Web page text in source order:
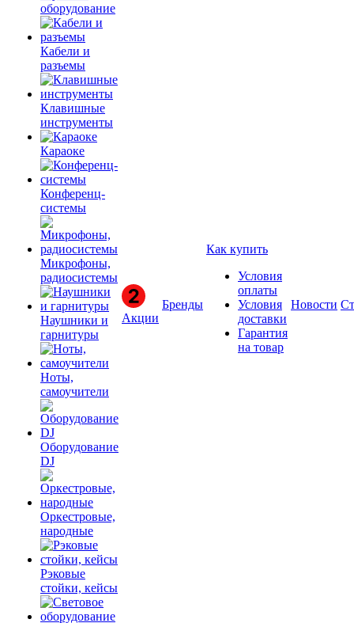
оборудование
Кабели и
разъемы
Клавишные
инструменты
Караоке
Конференц-
системы
Микрофоны,
радиосистемы
Наушники и
гарнитуры
Ноты,
самоучители
Оборудование
DJ
Оркестровые,
народные
Рэковые
стойки, кейсы
Акции
Бренды
Как купить
Условия
оплаты
Условия
доставки
Гарантия
на товар
Новости